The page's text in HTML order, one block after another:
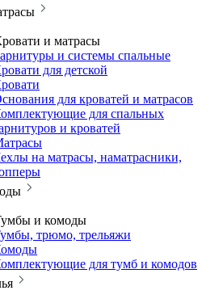
и матрасы
и системы спальные
для детской
для кроватей и матрасов
для спальных
и кроватей
на матрасы, наматрасники,
и комоды
трюмо, трельяжи
для тумб и комодов